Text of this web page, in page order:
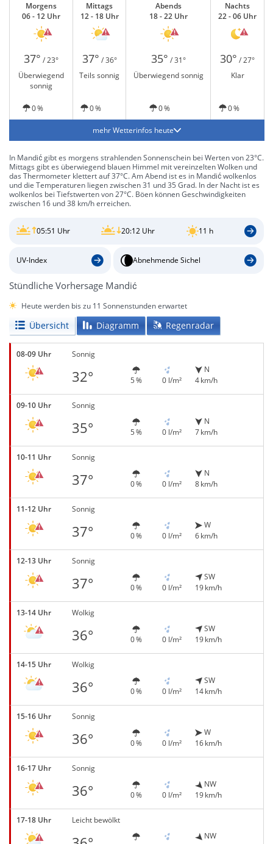
Morgens
06 - 12 Uhr
Mittags
12 - 18 Uhr
Abends
18 - 22 Uhr
Nachts
22 - 06 Uhr
37° / 23° 37° / 36° 35° / 31° 30° / 27°
Überwiegend
sonnig
Teils sonnig Überwiegend sonnig Klar
0 % 0 % 0 % 0 %
mehr Wetterinfos heute
In Mandić gibt es morgens strahlenden Sonnenschein bei Werten von 23°C.
Mittags gibt es überwiegend blauen Himmel mit vereinzelten Wolken und
das Thermometer klettert auf 37°C. Am Abend ist es in Mandić wolkenlos
und die Temperaturen liegen zwischen 31 und 35 Grad. In der Nacht ist es
wolkenlos bei Tiefstwerten von 27°C. Böen können Geschwindigkeiten
zwischen 16 und 38 km/h erreichen.
05:51 Uhr 20:12 Uhr 11 h
UV-Index Abnehmende Sichel
Stündliche Vorhersage Mandić
Heute werden bis zu 11 Sonnenstunden erwartet
Übersicht Diagramm Regenradar
08-09 Uhr Sonnig
32° 5 % 0 l/m²
N
4 km/h
09-10 Uhr Sonnig
35° 5 % 0 l/m²
N
7 km/h
10-11 Uhr Sonnig
37° 0 % 0 l/m²
N
8 km/h
11-12 Uhr Sonnig
37° 0 % 0 l/m²
W
6 km/h
12-13 Uhr Sonnig
37° 0 % 0 l/m²
SW
19 km/h
13-14 Uhr Wolkig
36° 0 % 0 l/m²
SW
19 km/h
14-15 Uhr Wolkig
36° 0 % 0 l/m²
SW
14 km/h
15-16 Uhr Sonnig
36° 0 % 0 l/m²
W
16 km/h
16-17 Uhr Sonnig
36° 0 % 0 l/m²
NW
19 km/h
17-18 Uhr Leicht bewölkt
NW